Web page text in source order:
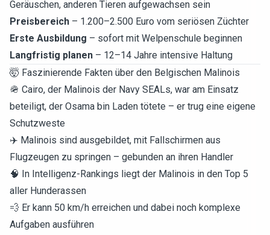
Geräuschen, anderen Tieren aufgewachsen sein
Preisbereich – 1.200–2.500 Euro vom seriösen Züchter
Erste Ausbildung – sofort mit Welpenschule beginnen
Langfristig planen – 12–14 Jahre intensive Haltung
🤯 Faszinierende Fakten über den Belgischen Malinois
🪖 Cairo, der Malinois der Navy SEALs, war am Einsatz
beteiligt, der Osama bin Laden tötete – er trug eine eigene
Schutzweste
✈️ Malinois sind ausgebildet, mit Fallschirmen aus
Flugzeugen zu springen – gebunden an ihren Handler
🧠 In Intelligenz-Rankings liegt der Malinois in den Top 5
aller Hunderassen
💨 Er kann 50 km/h erreichen und dabei noch komplexe
Aufgaben ausführen